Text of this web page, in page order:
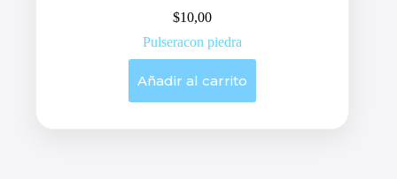
$10,00
Pulseracon piedra
Añadir al carrito